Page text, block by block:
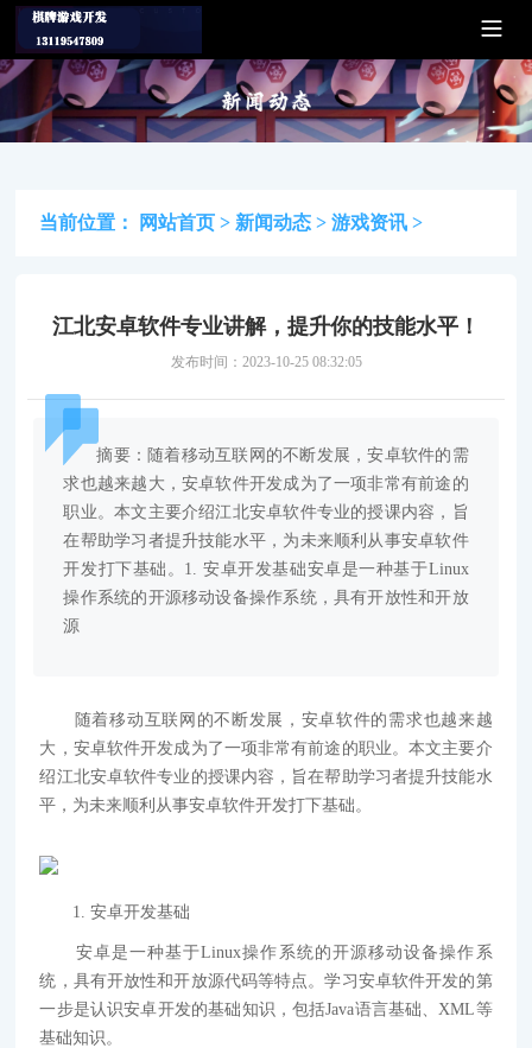
当前位置： 网站首页 > 新闻动态 >游戏资讯 >
江北安卓软件专业讲解，提升你的技能水平！
发布时间：2023-10-25 08:32:05
摘要：随着移动互联网的不断发展，安卓软件的需
求也越来越大，安卓软件开发成为了一项非常有前途的
职业。本文主要介绍江北安卓软件专业的授课内容，旨
在帮助学习者提升技能水平，为未来顺利从事安卓软件
开发打下基础。1. 安卓开发基础安卓是一种基于Linux
操作系统的开源移动设备操作系统，具有开放性和开放
源
随着移动互联网的不断发展，安卓软件的需求也越来越
大，安卓软件开发成为了一项非常有前途的职业。本文主要介
绍江北安卓软件专业的授课内容，旨在帮助学习者提升技能水
平，为未来顺利从事安卓软件开发打下基础。
1. 安卓开发基础
安卓是一种基于Linux操作系统的开源移动设备操作系
统，具有开放性和开放源代码等特点。学习安卓软件开发的第
一步是认识安卓开发的基础知识，包括Java语言基础、XML等
基础知识。